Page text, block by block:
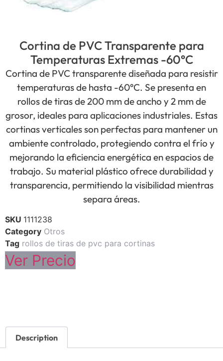
Cortina de PVC Transparente para
Temperaturas Extremas -60°C
Cortina de PVC transparente diseñada para resistir
temperaturas de hasta -60°C. Se presenta en
rollos de tiras de 200 mm de ancho y 2 mm de
grosor, ideales para aplicaciones industriales. Estas
cortinas verticales son perfectas para mantener un
ambiente controlado, protegiendo contra el frío y
mejorando la eficiencia energética en espacios de
trabajo. Su material plástico ofrece durabilidad y
transparencia, permitiendo la visibilidad mientras
separa áreas.
SKU 1111238
Category Otros
Tag rollos de tiras de pvc para cortinas
Ver Precio
Description